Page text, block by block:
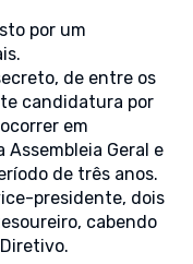
por um
de entre os
candidatura por
em
Assembleia Geral e
de três anos.
presidente, dois
cabendo